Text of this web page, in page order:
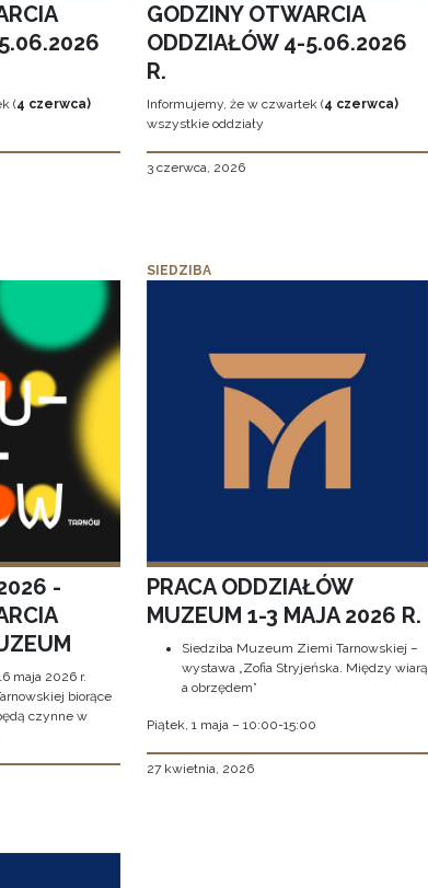
(4 czerwca)
GODZINY OTWARCIA
ODDZIAŁÓW 4-5.06.2026
R.
Informujemy, że w czwartek (4 czerwca)
wszystkie oddziały
3 czerwca, 2026
-
maja 2026 r.
biorące
czynne w
SIEDZIBA
PRACA ODDZIAŁÓW
MUZEUM 1-3 MAJA 2026 R.
Siedziba Muzeum Ziemi Tarnowskiej –
wystawa „Zofia Stryjeńska. Między wiarą
a obrzędem”
Piątek, 1 maja – 10:00-15:00
27 kwietnia, 2026